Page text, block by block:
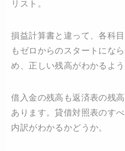
リスト。
損益計算書と違って、各科
もゼロからのスタートにな
め、正しい残高がわかるよ
借入金の残高も返済表の残
あります。貸借対照表のす
内訳がわかるかどうか。